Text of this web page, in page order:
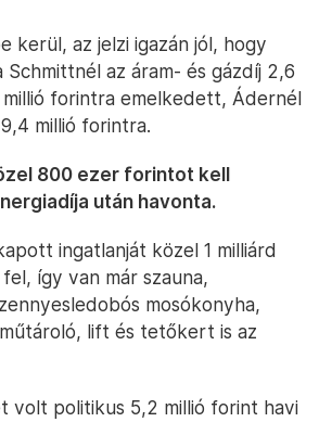
kerül, az jelzi igazán jól, hogy
az áram- és gázdíj 2,6
forintra emelkedett, Ádernél
millió forintra.
800 ezer forintot kell
után havonta.
ingatlanját közel 1 milliárd
így van már szauna,
mosókonyha,
lift és tetőkert is az
volt politikus 5,2 millió forint havi